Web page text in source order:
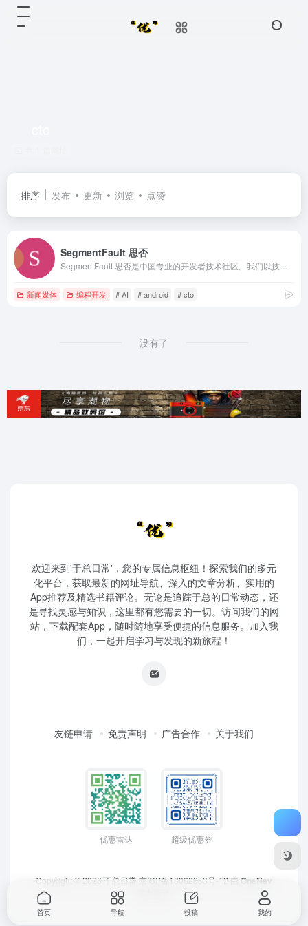
排序 发布 更新 浏览 点赞
SegmentFault 思否
新闻媒体 编程开发 # AI # android # cto
没有了
欢迎来到'于总日常'，您的专属信息枢纽！探索我们的多元
化平台，获取最新的网址导航、深入的文章分析、实用的
App推荐及精选书籍评论。无论是追踪于总的日常动态，还
是寻找灵感与知识，这里都有您需要的一切。访问我们的网
站，下载配套App，随时随地享受便捷的信息服务。加入我
们，一起开启学习与发现的新旅程！
友链申请 免责声明 广告合作 关于我们
优惠雷达 超级优惠券
Copyright © 2026 于总日常 京ICP备18062653号-12 由 OneNav
首页 导航 投稿 我的